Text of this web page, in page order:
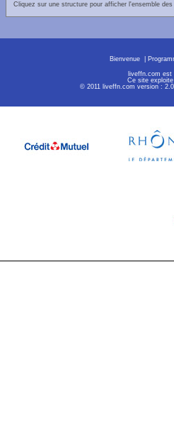
Cliquez sur une structure pour afficher l'ensemble
Bienvenue
liveffn.com est
Ce site
© 2011 liveffn.com version :